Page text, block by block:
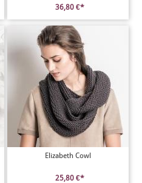
36,80 €*
Elizabeth Cowl
25,80 €*